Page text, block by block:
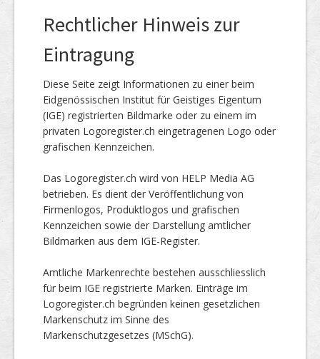
Rechtlicher Hinweis zur
Eintragung
Diese Seite zeigt Informationen zu einer beim
Eidgenössischen Institut für Geistiges Eigentum
(IGE) registrierten Bildmarke oder zu einem im
privaten Logoregister.ch eingetragenen Logo oder
grafischen Kennzeichen.
Das Logoregister.ch wird von HELP Media AG
betrieben. Es dient der Veröffentlichung von
Firmenlogos, Produktlogos und grafischen
Kennzeichen sowie der Darstellung amtlicher
Bildmarken aus dem IGE-Register.
Amtliche Markenrechte bestehen ausschliesslich
für beim IGE registrierte Marken. Einträge im
Logoregister.ch begründen keinen gesetzlichen
Markenschutz im Sinne des
Markenschutzgesetzes (MSchG).